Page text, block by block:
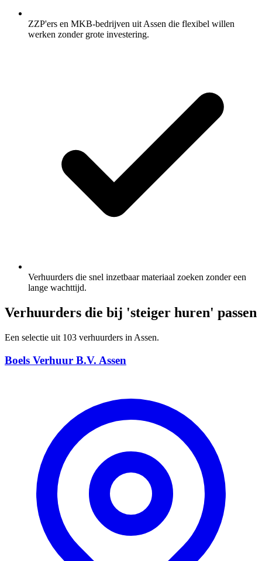
ZZP'ers en MKB-bedrijven uit Assen die flexibel willen
werken zonder grote investering.
Verhuurders die snel inzetbaar materiaal zoeken zonder een
lange wachttijd.
Verhuurders die bij 'steiger huren' passen
Een selectie uit 103 verhuurders in Assen.
Boels Verhuur B.V. Assen